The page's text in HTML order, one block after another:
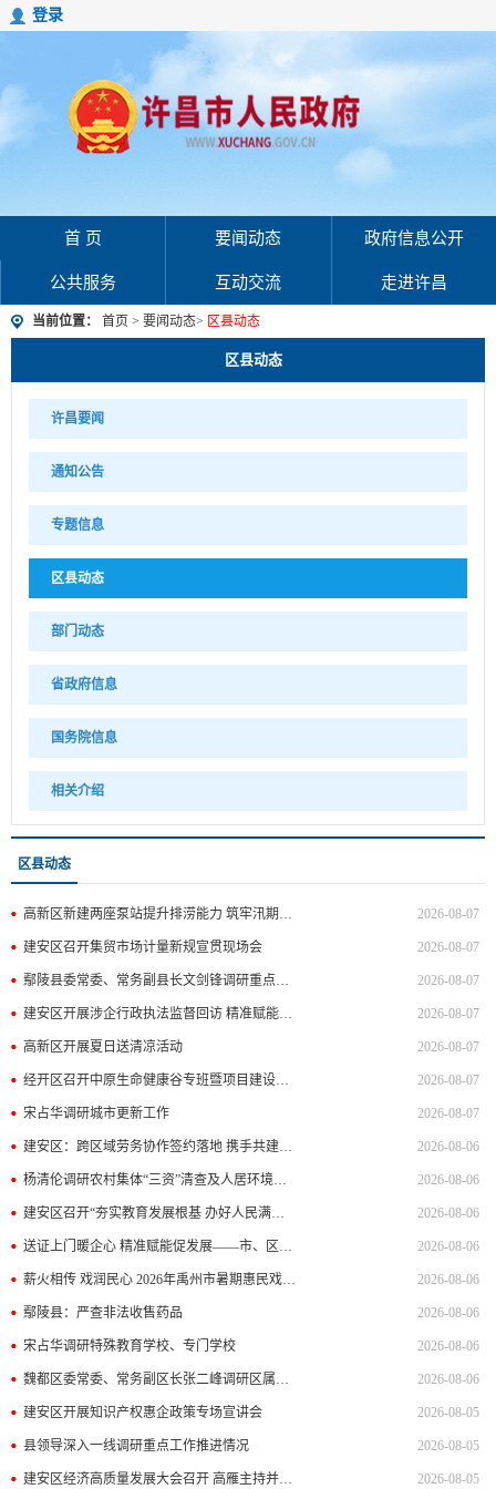
登录
首 页 要闻动态 政府信息公开
公共服务 互动交流 走进许昌
当前位置： 首页 > 要闻动态> 区县动态
区县动态
许昌要闻
通知公告
专题信息
区县动态
部门动态
省政府信息
国务院信息
相关介绍
区县动态
高新区新建两座泵站提升排涝能力 筑牢汛期安全防线 2026-08-07
建安区召开集贸市场计量新规宣贯现场会 2026-08-07
鄢陵县委常委、常务副县长文剑锋调研重点项目建设情况 2026-08-07
建安区开展涉企行政执法监督回访 精准赋能法治化营商环境建设 2026-08-07
高新区开展夏日送清凉活动 2026-08-07
经开区召开中原生命健康谷专班暨项目建设例会 2026-08-07
宋占华调研城市更新工作 2026-08-07
建安区：跨区域劳务协作签约落地 携手共建就业共赢新格局 2026-08-06
杨清伦调研农村集体“三资”清查及人居环境整治工作 2026-08-06
建安区召开“夯实教育发展根基 办好人民满意的教育”新闻发布会 2026-08-06
送证上门暖企心 精准赋能促发展——市、区两级市场监管部门联合上门为医疗器械生产企业送证 2026-08-06
薪火相传 戏润民心 2026年禹州市暑期惠民戏曲展演启幕 2026-08-06
鄢陵县：严查非法收售药品 2026-08-06
宋占华调研特殊教育学校、专门学校 2026-08-06
魏都区委常委、常务副区长张二峰调研区属国有企业运营管理及党风廉政建设情况 2026-08-06
建安区开展知识产权惠企政策专场宣讲会 2026-08-05
县领导深入一线调研重点工作推进情况 2026-08-05
建安区经济高质量发展大会召开 高雁主持并讲话 刘建伟安排部署重点工作 2026-08-05